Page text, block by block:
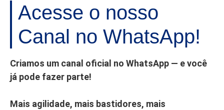
Acesse o nosso
Canal no WhatsApp!
Criamos um canal oficial no WhatsApp — e você
já pode fazer parte!
Mais agilidade, mais bastidores, mais